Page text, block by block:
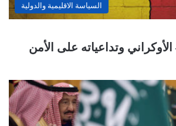
السياسة الاقليمية والدولية
وتداعياته على الأمن